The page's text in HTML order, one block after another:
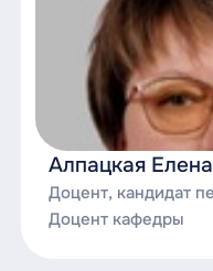
Алпацкая
Доцент, кандидат
Доцент кафедры